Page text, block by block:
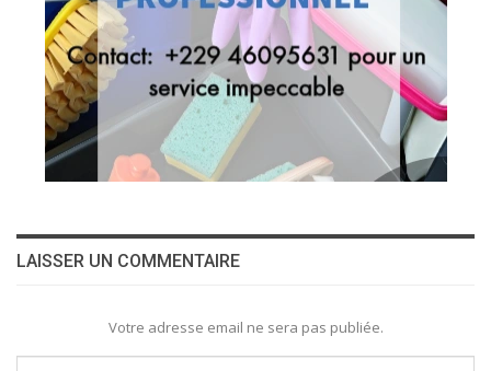
LAISSER UN COMMENTAIRE
Votre adresse email ne sera pas publiée.